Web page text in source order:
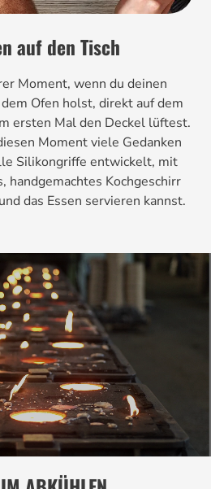
auf den Tisch
Moment, wenn du deinen
Ofen holst, direkt auf dem
ersten Mal den Deckel lüftest.
Moment viele Gedanken
Silikongriffe entwickelt, mit
handgemachtes Kochgeschirr
das Essen servieren kannst.